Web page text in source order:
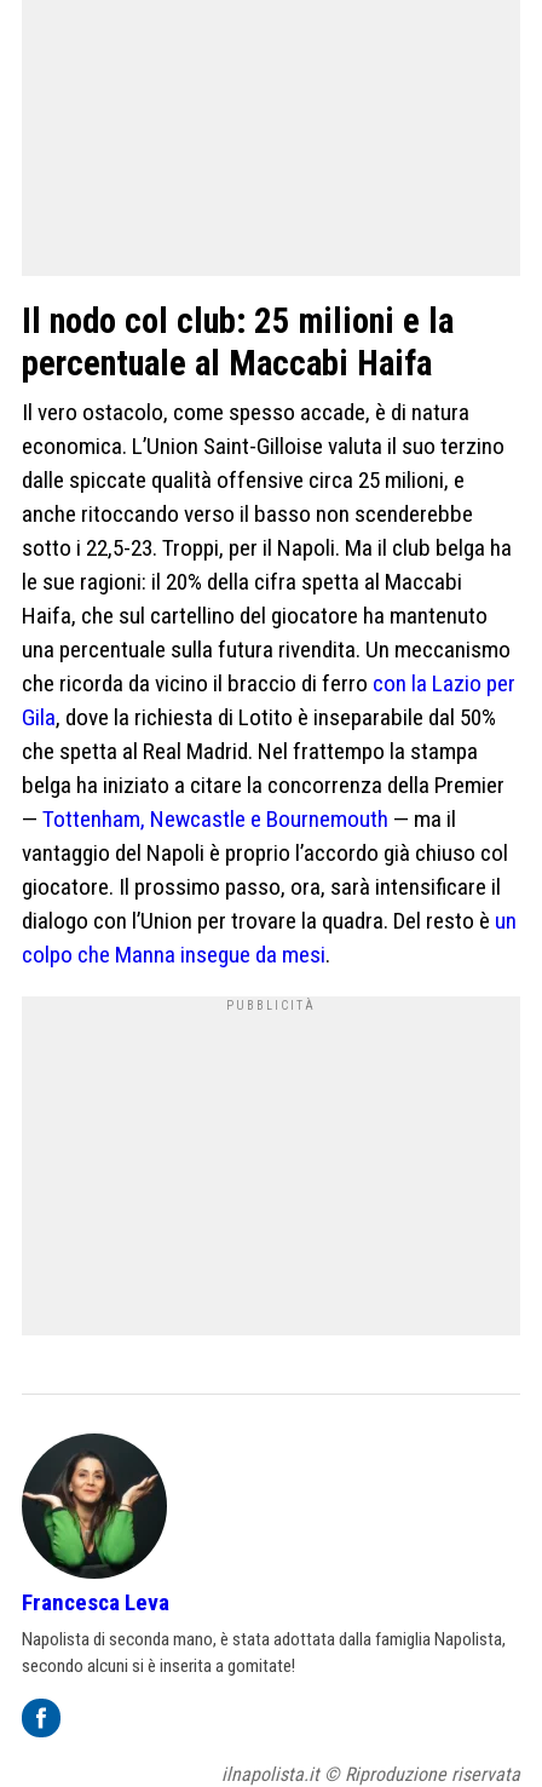
Il nodo col club: 25 milioni e la
percentuale al Maccabi Haifa
Il vero ostacolo, come spesso accade, è di natura
economica. L’Union Saint-Gilloise valuta il suo terzino
dalle spiccate qualità offensive circa 25 milioni, e
anche ritoccando verso il basso non scenderebbe
sotto i 22,5-23. Troppi, per il Napoli. Ma il club belga ha
le sue ragioni: il 20% della cifra spetta al Maccabi
Haifa, che sul cartellino del giocatore ha mantenuto
una percentuale sulla futura rivendita. Un meccanismo
che ricorda da vicino il braccio di ferro con la Lazio per
Gila, dove la richiesta di Lotito è inseparabile dal 50%
che spetta al Real Madrid. Nel frattempo la stampa
belga ha iniziato a citare la concorrenza della Premier
— Tottenham, Newcastle e Bournemouth — ma il
vantaggio del Napoli è proprio l’accordo già chiuso col
giocatore. Il prossimo passo, ora, sarà intensificare il
dialogo con l’Union per trovare la quadra. Del resto è un
colpo che Manna insegue da mesi.
Francesca Leva
Napolista di seconda mano, è stata adottata dalla famiglia Napolista,
secondo alcuni si è inserita a gomitate!
ilnapolista.it © Riproduzione riservata